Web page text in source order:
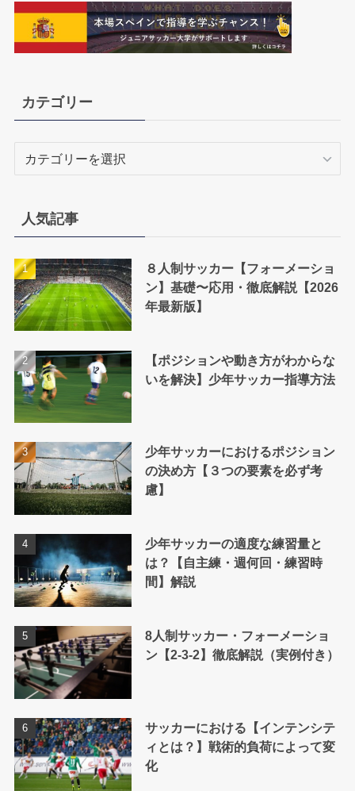
カテゴリー
ー
人気記事
８人制サッカー【フォーメーショ
ン】基礎〜応用・徹底解説【2026
年最新版】
【ポジションや動き方がわからな
いを解決】少年サッカー指導方法
少年サッカーにおけるポジション
の決め方【３つの要素を必ず考
慮】
少年サッカーの適度な練習量と
は？【自主練・週何回・練習時
間】解説
8人制サッカー・フォーメーショ
ン【2-3-2】徹底解説（実例付き）
サッカーにおける【インテンシテ
ィとは？】戦術的負荷によって変
化